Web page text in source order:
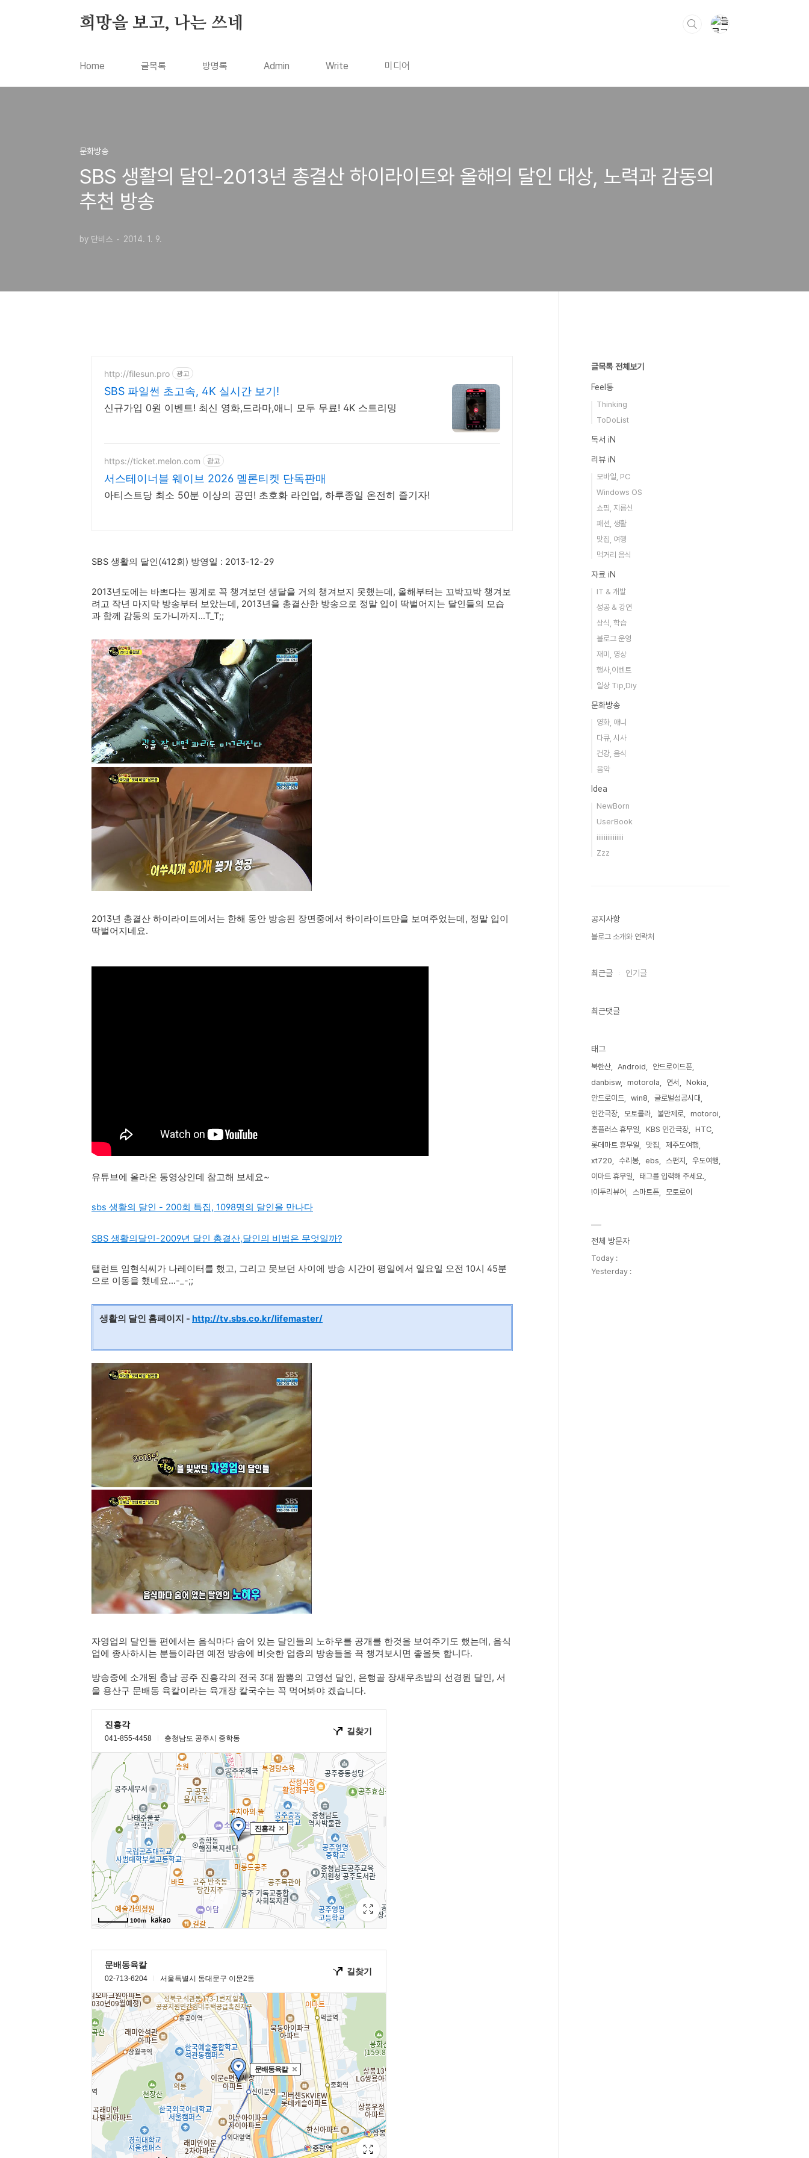
희망을 보고, 나는 쓰네
Home 글목록 방명록 Admin Write 미디어
문화방송
SBS 생활의 달인-2013년 총결산 하이라이트와 올해의 달인 대상, 노력과 감동의
추천 방송
by 단비스 2014. 1. 9.
http://filesun.pro 광고
SBS 파일썬 초고속, 4K 실시간 보기!
신규가입 0원 이벤트! 최신 영화,드라마,애니 모두 무료! 4K 스트리밍
https://ticket.melon.com 광고
서스테이너블 웨이브 2026 멜론티켓 단독판매
아티스트당 최소 50분 이상의 공연! 초호화 라인업, 하루종일 온전히 즐기자!
SBS 생활의 달인(412회) 방영일 : 2013-12-29
2013년도에는 바쁘다는 핑계로 꼭 챙겨보던 생달을 거의 챙겨보지 못했는데, 올해부터는 꼬박꼬박 챙겨보
려고 작년 마지막 방송부터 보았는데, 2013년을 총결산한 방송으로 정말 입이 딱벌어지는 달인들의 모습
과 함께 감동의 도가니까지...T_T;;
2013년 총결산 하이라이트에서는 한해 동안 방송된 장면중에서 하이라이트만을 보여주었는데, 정말 입이
딱벌어지네요.
유튜브에 올라온 동영상인데 참고해 보세요~
sbs 생활의 달인 - 200회 특집, 1098명의 달인을 만나다
SBS 생활의달인-2009년 달인 총결산,달인의 비법은 무엇일까?
탤런트 임현식씨가 나레이터를 했고, 그리고 못보던 사이에 방송 시간이 평일에서 일요일 오전 10시 45분
으로 이동을 했네요...-_-;;
생활의 달인 홈페이지 - http://tv.sbs.co.kr/lifemaster/
자영업의 달인들 편에서는 음식마다 숨어 있는 달인들의 노하우를 공개를 한것을 보여주기도 했는데, 음식
업에 종사하시는 분들이라면 예전 방송에 비슷한 업종의 방송들을 꼭 챙겨보시면 좋을듯 합니다.
방송중에 소개된 충남 공주 진흥각의 전국 3대 짬뽕의 고영선 달인, 은행골 장새우초밥의 선경원 달인, 서
울 용산구 문배동 육칼이라는 육개장 칼국수는 꼭 먹어봐야 겠습니다.
글목록 전체보기
Feel통
Thinking
ToDoList
독서 iN
리뷰 iN
모바일, PC
Windows OS
쇼핑, 지름신
패션, 생활
맛집, 여행
먹거리 음식
자료 iN
IT & 개발
성공 & 강연
상식, 학습
블로그 운영
재미, 영상
행사,이벤트
일상 Tip,Diy
문화방송
영화, 애니
다큐, 시사
건강, 음식
음악
Idea
NewBorn
UserBook
iiiiiiiiiiiiiii
Zzz
공지사항
블로그 소개와 연락처
최근글 인기글
최근댓글
태그
북한산 Android
안드로이드폰
danbisw
motorola 연서
Nokia
안드로이드
win8
글로벌성공시대
인간극장
모토롤라 불만제로
motoroi
홈플러스 휴무일
KBS 인간극장
HTC
롯데마트 휴무일
맛집
제주도여행
xt720
수리봉 ebs 스펀지
우도여행
이마트 휴무일
태그를 입력해 주세요.
!이투리뷰어
스마트폰 모토로이
전체 방문자
Today :
Yesterday :